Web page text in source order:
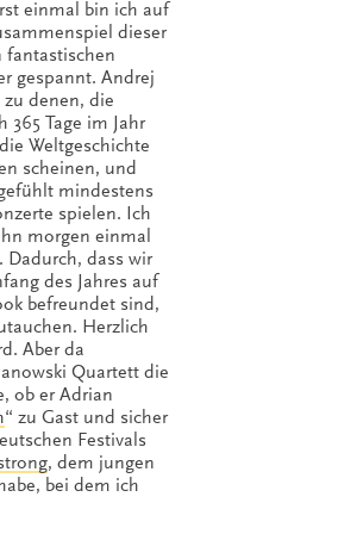
einmal bin ich auf
dieser
fantastischen
gespannt. Andrej
zu denen, die
365 Tage im Jahr
Weltgeschichte
scheinen, und
mindestens
spielen. Ich
morgen einmal
Dadurch, dass wir
des Jahres auf
befreundet sind,
Herzlich
Aber da
Quartett die
ob er Adrian
“ zu Gast und sicher
Festivals
, dem jungen
bei dem ich